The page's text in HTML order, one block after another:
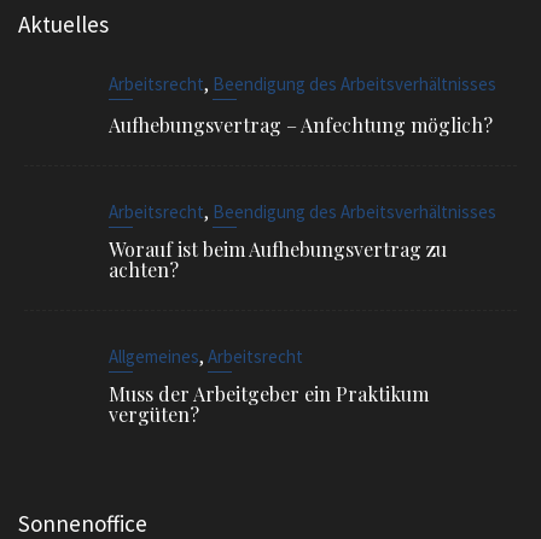
Aktuelles
Arbeitsrecht, Beendigung des Arbeitsverhältnisses
Aufhebungsvertrag – Anfechtung möglich?
Arbeitsrecht, Beendigung des Arbeitsverhältnisses
Worauf ist beim Aufhebungsvertrag zu
achten?
Allgemeines, Arbeitsrecht
Muss der Arbeitgeber ein Praktikum
vergüten?
Sonnenoffice